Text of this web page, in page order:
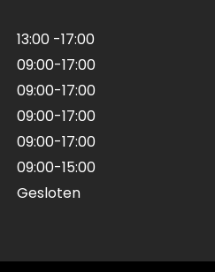
13:00 -17:00
09:00-17:00
09:00-17:00
09:00-17:00
09:00-17:00
09:00-15:00
Gesloten